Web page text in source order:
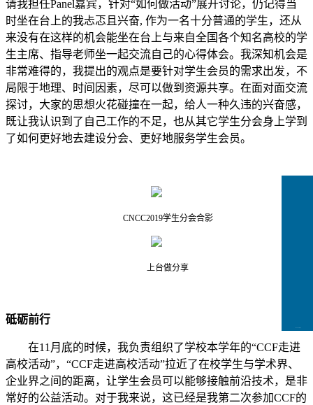
请我担任Panel嘉宾，针对“如何做活动”展开讨论，仍记得当
时坐在台上的我忐忑且兴奋, 作为一名十分普通的学生，还从
来没有在这样的机会能坐在台上与来自全国各个知名高校的学
生主席、指导老师坐一起交流自己的心得体会。我深知机会是
非常难得的，我提出的观点是要针对学生会员的需求出发，不
局限于地理、时间因素，尽可以做到资源共享。在面对面交流
探讨，大家的思想火花碰撞在一起，给人一种久违的兴奋感，
既让我认识到了自己工作的不足，也从其它学生分会身上学到
了如何更好地去建设分会、更好地服务学生会员。
CNCC2019学生分会合影
上台做分享
砥砺前行
在11月底的时候，我负责组织了学校本学年的“CCF走进
高校活动”，“CCF走进高校活动”拉近了在校学生与学术界、
企业界之间的距离，让学生会员可以能够接触前沿技术，是非
常好的公益活动。对于我来说，这已经是我第二次参加CCF的